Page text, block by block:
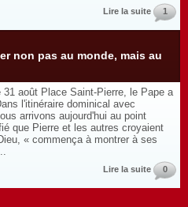
Lire la suite 1
non pas au monde, mais au
août Place Saint-Pierre, le Pape a
l'itinéraire dominical avec
arrivons aujourd'hui au point
que Pierre et les autres croyaient
« commença à montrer à ses
Lire la suite 0